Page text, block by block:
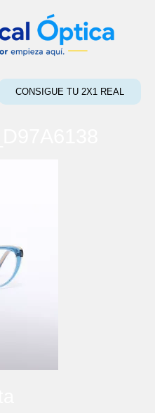
CONSIGUE TU 2X1 REAL